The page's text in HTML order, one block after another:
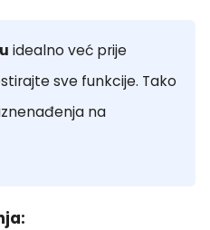
idealno već prije
sve funkcije. Tako
na